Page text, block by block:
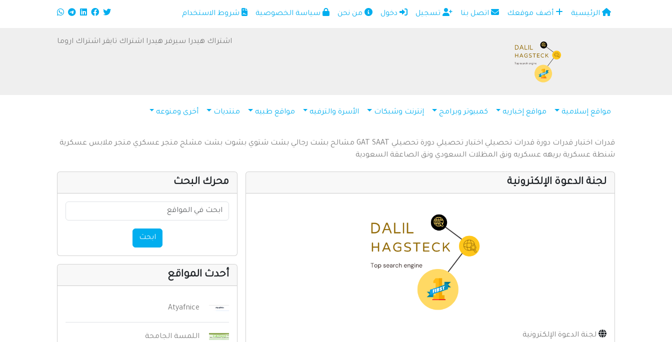
الرئيسية
من نحن
شروط الاستخدام
مواقع إسلامية
مواقع إخباريه
الرئيسية أضف موقعك اتصل بنا تسجيل دخول من نحن سياسة الخصوصية شروط الاستخدام
اشتراك هيدرا سيرفر هيدرا اشتراك تايقر اشتراك اروما
مواقع إسلامية مواقع إخباريه كمبيوتر وبرامج إنترنت وشبكات الأسرة والترفيه مواقع طبيه منتديات أخرى ومنوعه
قدرات اختبار قدرات دورة قدرات تحصيلي اختبار تحصيلي دورة تحصيلي SAAT
GAT مشالح بشت رجالي بشت شتوي بشوت بشت مشلح متجر عسكري متجر ملابس عسكرية
شنطة عسكرية بريهه عسكريه ونق المظلات السعودي ونق الصاعقة السعودية
لجنة الدعوة الإلكترونية
لجنة الدعوة الإلكترونية
محرك البحث
ابحث
أحدث المواقع
اللمسة الجامحة